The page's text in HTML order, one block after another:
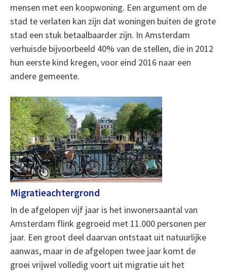
mensen met een koopwoning. Een argument om de
stad te verlaten kan zijn dat woningen buiten de grote
stad een stuk betaalbaarder zijn. In Amsterdam
verhuisde bijvoorbeeld 40% van de stellen, die in 2012
hun eerste kind kregen, voor eind 2016 naar een
andere gemeente.
Migratieachtergrond
In de afgelopen vijf jaar is het inwonersaantal van
Amsterdam flink gegroeid met 11.000 personen per
jaar. Een groot deel daarvan ontstaat uit natuurlijke
aanwas, maar in de afgelopen twee jaar komt de
groei vrijwel volledig voort uit migratie uit het